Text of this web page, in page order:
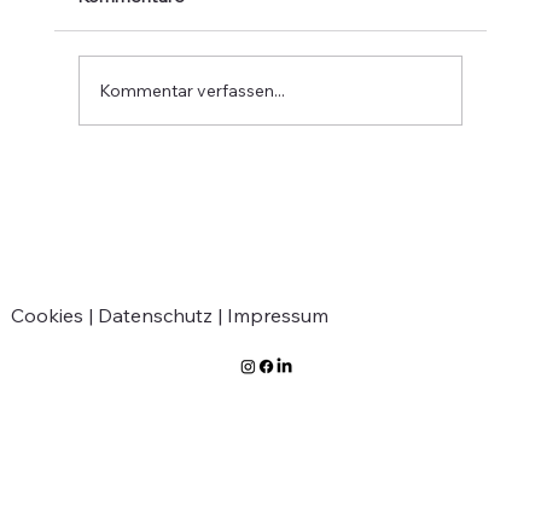
Kommentar verfassen...
Cookies | Datenschutz | Impressum